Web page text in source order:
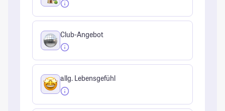
Club-Angebot
allg. Lebensgefühl